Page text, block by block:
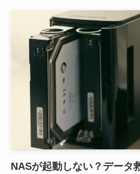
NASが起動しない？データ